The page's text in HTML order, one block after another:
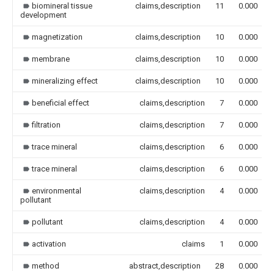
biomineral tissue
development
claims,description 11 0.000
magnetization claims,description 10 0.000
membrane claims,description 10 0.000
mineralizing effect claims,description 10 0.000
beneficial effect claims,description 7 0.000
filtration claims,description 7 0.000
trace mineral claims,description 6 0.000
trace mineral claims,description 6 0.000
environmental
pollutant
claims,description 4 0.000
pollutant claims,description 4 0.000
activation claims 1 0.000
method abstract,description 28 0.000